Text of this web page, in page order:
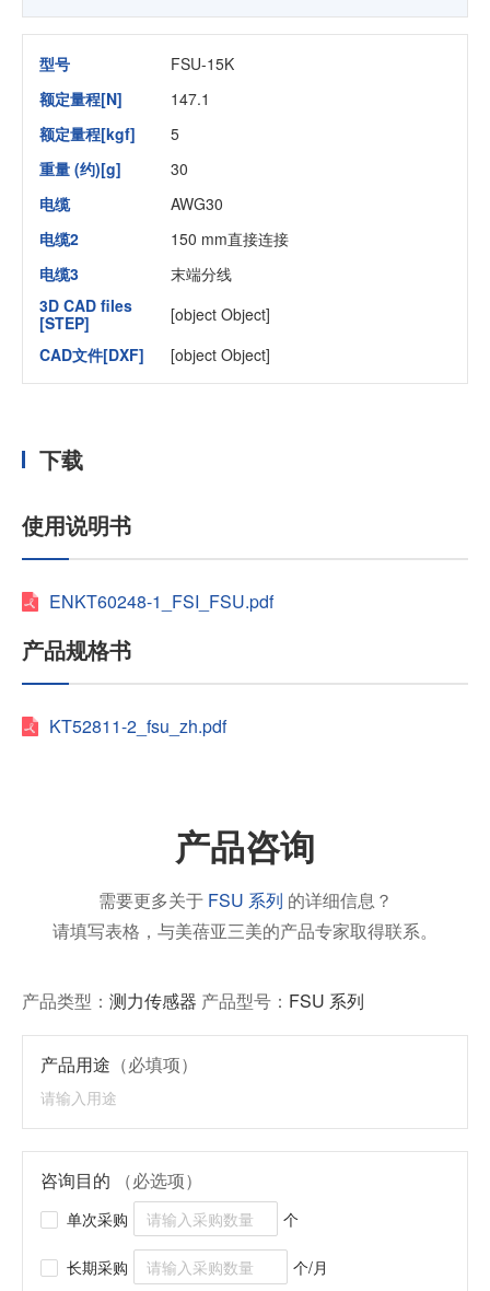
型号
FSU-15K
额定量程[N]
147.1
额定量程[kgf]
5
重量 (约)[g]
30
电缆
AWG30
电缆2
150 mm直接连接
电缆3
末端分线
3D CAD files
[STEP]
[object Object]
CAD文件[DXF]
[object Object]
下载
使用说明书
ENKT60248-1_FSI_FSU.pdf
产品规格书
KT52811-2_fsu_zh.pdf
产品咨询
需要更多关于 FSU 系列 的详细信息？
请填写表格，与美蓓亚三美的产品专家取得联系。
产品类型： 测力传感器 产品型号： FSU 系列
产品用途 （必填项）
咨询目的 （必选项）
单次采购 个
长期采购
个/月